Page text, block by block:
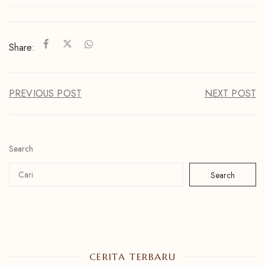
Share:
PREVIOUS POST NEXT POST
Search
Search
CERITA TERBARU